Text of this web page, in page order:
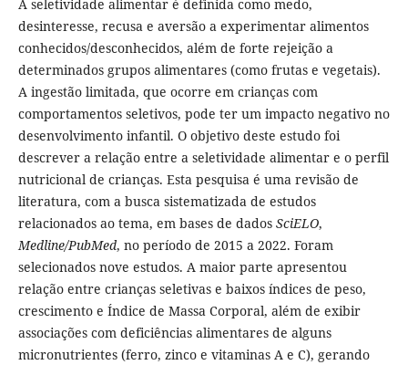
A seletividade alimentar é definida como medo,
desinteresse, recusa e aversão a experimentar alimentos
conhecidos/desconhecidos, além de forte rejeição a
determinados grupos alimentares (como frutas e vegetais).
A ingestão limitada, que ocorre em crianças com
comportamentos seletivos, pode ter um impacto negativo no
desenvolvimento infantil. O objetivo deste estudo foi
descrever a relação entre a seletividade alimentar e o perfil
nutricional de crianças. Esta pesquisa é uma revisão de
literatura, com a busca sistematizada de estudos
relacionados ao tema, em bases de dados SciELO,
Medline/PubMed, no período de 2015 a 2022. Foram
selecionados nove estudos. A maior parte apresentou
relação entre crianças seletivas e baixos índices de peso,
crescimento e Índice de Massa Corporal, além de exibir
associações com deficiências alimentares de alguns
micronutrientes (ferro, zinco e vitaminas A e C), gerando